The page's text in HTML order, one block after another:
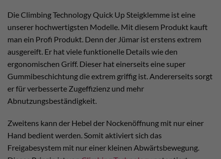
Die Climbing Technology Quick Up Steigklemme ist eine
unserer hochwertigsten Modelle. Mit diesem Produkt kauft
man ein Profi Produkt. Denn der Jümar ist erstens extrem
ausgereift. Er hat viele funktionelle Details wie den
ergonomischen Griff. Dieser hat einerseits eine super
Gummibeschichtung die extrem griffig ist. Andererseits sorgt
er für verbesserte Zugeffizienz und mehr
Abnutzungsbeständigkeit.
Zweitens kann der Hebel der Nockenöffnung mit nur einer
Hand bedient werden. Somit aktiviert sich das
Freigabesystem mit nur einer kleinen Abwärtsbewegung.